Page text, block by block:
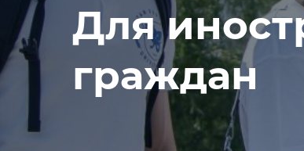
Для
граждан